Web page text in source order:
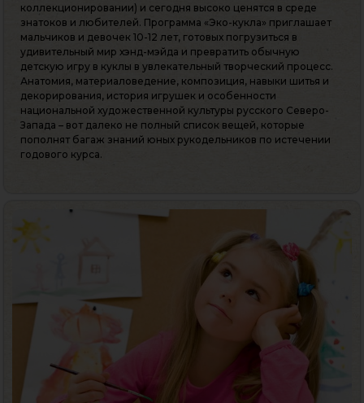
коллекционировании) и сегодня высоко ценятся в среде
знатоков и любителей. Программа «Эко-кукла» приглашает
мальчиков и девочек 10-12 лет, готовых погрузиться в
удивительный мир хэнд-мэйда и превратить обычную
детскую игру в куклы в увлекательный творческий процесс.
Анатомия, материаловедение, композиция, навыки шитья и
декорирования, история игрушек и особенности
национальной художественной культуры русского Северо-
Запада – вот далеко не полный список вещей, которые
пополнят багаж знаний юных рукодельников по истечении
годового курса.